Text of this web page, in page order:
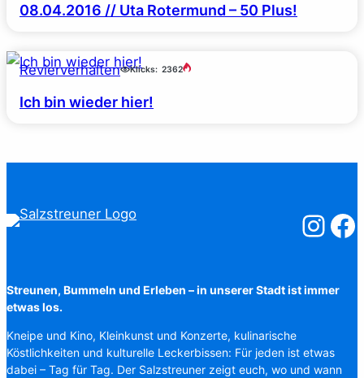
08.04.2016 // Uta Rotermund – 50 Plus!
Revierverhalten Klicks: 2362
Ich bin wieder hier!
Streunen, Bummeln und Erleben – in unserer Stadt ist immer
etwas los.
Kneipe und Kino, Kleinkunst und Konzerte, kulinarische
Köstlichkeiten und kulturelle Leckerbissen: Für jeden ist etwas
dabei – Tag für Tag. Der Salzstreuner zeigt euch, wo und wann